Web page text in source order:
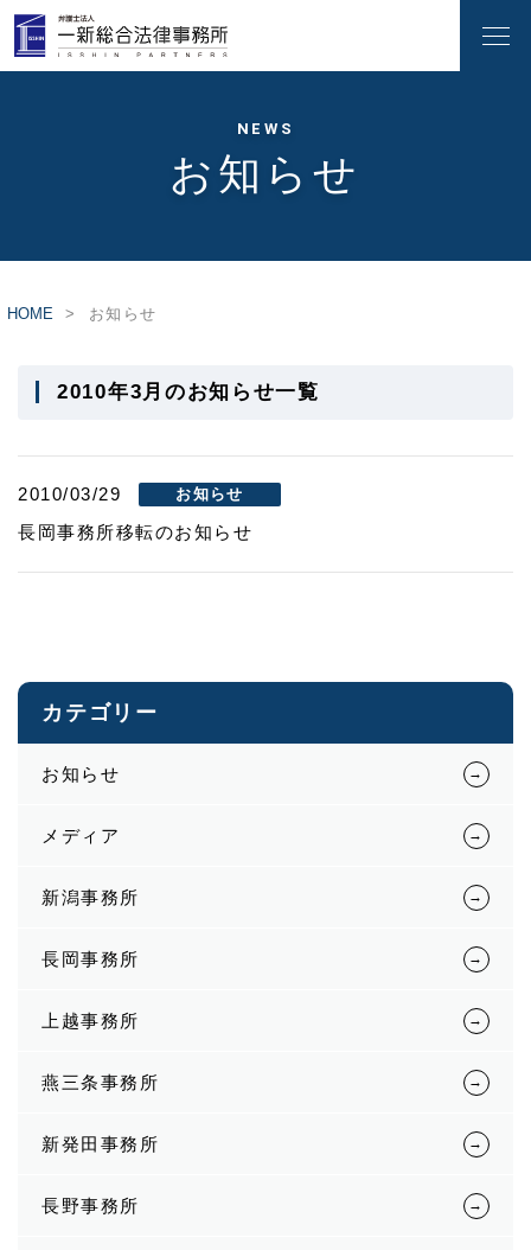
NEWS
お知らせ
HOME お知らせ
2010年3月のお知らせ一覧
2010/03/29 お知らせ
長岡事務所移転のお知らせ
カテゴリー
お知らせ
メディア
新潟事務所
長岡事務所
上越事務所
燕三条事務所
新発田事務所
長野事務所